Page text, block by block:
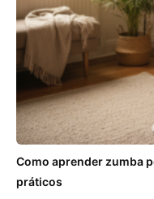
Como aprender zumba
práticos